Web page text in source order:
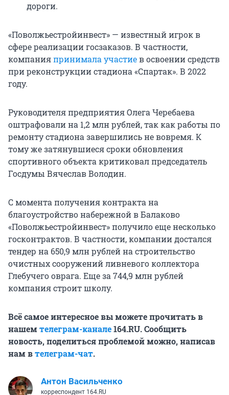
дороги.
«Поволжьестройинвест» — известный игрок в
сфере реализации госзаказов. В частности,
компанияпринимала участиев освоении средств
при реконструкции стадиона «Спартак». В 2022
году.
Руководителя предприятия Олега Черебаева
оштрафовали на 1,2 млн рублей, так как работы по
ремонту стадиона завершились не вовремя. К
тому же затянувшиеся сроки обновления
спортивного объекта критиковал председатель
Госдумы Вячеслав Володин.
С момента получения контракта на
благоустройство набережной в Балаково
«Поволжьестройинвест» получило еще несколько
госконтрактов. В частности, компании достался
тендер на 650,9 млн рублей на строительство
очистных сооружений ливневого коллектора
Глебучего оврага. Еще за 744,9 млн рублей
компания строит школу.
Всё самое интересное вы можете прочитать в
нашемтелеграм-канале164.RU. Сообщить
новость, поделиться проблемой можно, написав
нам втелеграм-чат.
Антон Васильченко
корреспондент 164.RU